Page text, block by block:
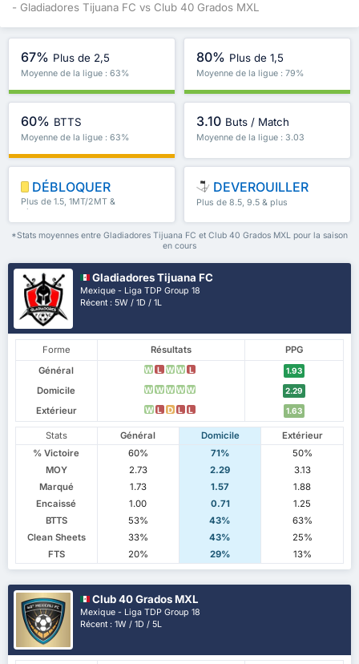
- Gladiadores Tijuana FC vs Club 40 Grados MXL
67% Plus de 2,5
Moyenne de la ligue : 63%
80% Plus de 1,5
Moyenne de la ligue : 79%
60% BTTS
Moyenne de la ligue : 63%
3.10 Buts / Match
Moyenne de la ligue : 3.03
DÉBLOQUER
Plus de 1.5, 1MT/2MT &
plus
DEVEROUILLER
Plus de 8.5, 9.5 & plus
*Stats moyennes entre Gladiadores Tijuana FC et Club 40 Grados MXL pour la saison
en cours
Gladiadores Tijuana FC
Mexique - Liga TDP Group 18
Récent : 5W / 1D / 1L
Forme Résultats
PPG
Général
W L W W L 1.93
Domicile W W W W W 2.29
Extérieur W L D L L 1.63
Stats Général Domicile
Extérieur
% Victoire
60% 71%
50%
MOY
2.73 2.29
3.13
Marqué
1.73 1.57
1.88
Encaissé
1.00 0.71
1.25
BTTS
53% 43%
63%
Clean Sheets
33% 43%
25%
FTS
20% 29% 13%
Club 40 Grados MXL
Mexique - Liga TDP Group 18
Récent : 1W / 1D / 5L